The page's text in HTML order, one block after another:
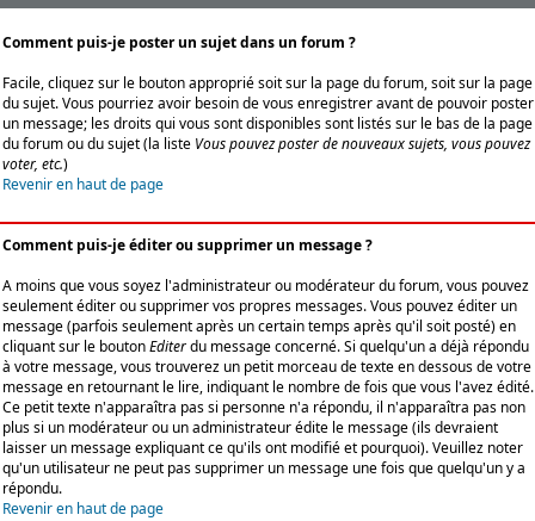
Comment puis-je poster un sujet dans un forum ?
Facile, cliquez sur le bouton approprié soit sur la page du forum, soit sur la page
du sujet. Vous pourriez avoir besoin de vous enregistrer avant de pouvoir poster
un message; les droits qui vous sont disponibles sont listés sur le bas de la page
du forum ou du sujet (la liste Vous pouvez poster de nouveaux sujets, vous pouvez
voter, etc.)
Revenir en haut de page
Comment puis-je éditer ou supprimer un message ?
A moins que vous soyez l'administrateur ou modérateur du forum, vous pouvez
seulement éditer ou supprimer vos propres messages. Vous pouvez éditer un
message (parfois seulement après un certain temps après qu'il soit posté) en
cliquant sur le boutonEditerdu message concerné. Si quelqu'un a déjà répondu
à votre message, vous trouverez un petit morceau de texte en dessous de votre
message en retournant le lire, indiquant le nombre de fois que vous l'avez édité.
Ce petit texte n'apparaîtra pas si personne n'a répondu, il n'apparaîtra pas non
plus si un modérateur ou un administrateur édite le message (ils devraient
laisser un message expliquant ce qu'ils ont modifié et pourquoi). Veuillez noter
qu'un utilisateur ne peut pas supprimer un message une fois que quelqu'un y a
répondu.
Revenir en haut de page